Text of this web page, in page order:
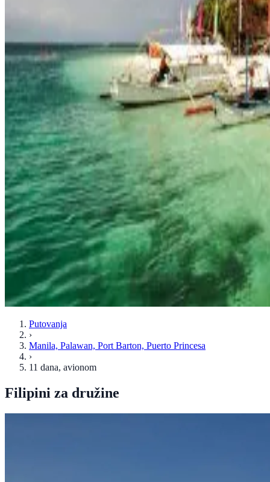
Putovanja
›
Manila, Palawan, Port Barton, Puerto Princesa
›
11 dana, avionom
Filipini za družine